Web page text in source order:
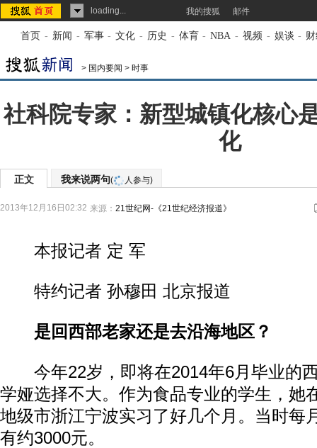
loading... 我的搜狐 邮件
首页 - 新闻 - 军事 - 文化 - 历史 - 体育 - NBA - 视频 - 娱谈 -
> 国内要闻 > 时事
社科院专家：新型城镇化核心
化
正文 我来说两句( 人参与)
2013年12月16日02:32 来源： 21世纪网-《21世纪经济报道》
本报记者 定 军
特约记者 孙穆田 北京报道
是回西部老家还是去沿海地区？
今年22岁，即将在2014年6月毕业的
学娅选择不大。作为食品专业的学生，她
地级市浙江宁波实习了好几个月。当时每
有约3000元。